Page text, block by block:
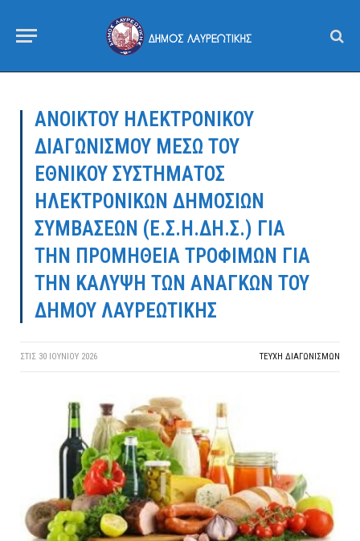
ΑΝΟΙΚΤΟΥ ΗΛΕΚΤΡΟΝΙΚΟΥ
ΔΙΑΓΩΝΙΣΜΟΥ ΜΕΣΩ ΤΟΥ
ΕΘΝΙΚΟΥ ΣΥΣΤΗΜΑΤΟΣ
ΗΛΕΚΤΡΟΝΙΚΩΝ ΔΗΜΟΣΙΩΝ
ΣΥΜΒΑΣΕΩΝ (Ε.Σ.Η.ΔΗ.Σ.) ΓΙΑ
ΤΗΝ ΠΡΟΜΗΘΕΙΑ ΤΡΟΦΙΜΩΝ ΓΙΑ
ΤΗΝ ΚΑΛΥΨΗ ΤΩΝ ΑΝΑΓΚΩΝ ΤΟΥ
ΔΗΜΟΥ ΛΑΥΡΕΩΤΙΚΗΣ
ΣΤΙΣ 30 ΙΟΥΝΊΟΥ 2026 ΤΕΎΧΗ ΔΙΑΓΩΝΙΣΜΏΝ